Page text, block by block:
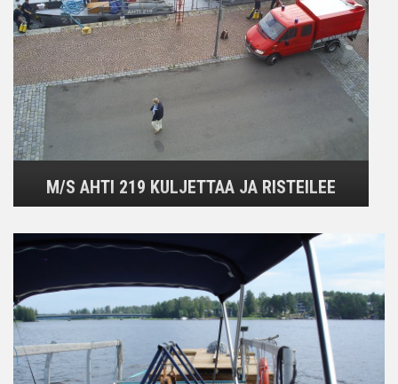
M/S AHTI 219 KULJETTAA JA RISTEILEE